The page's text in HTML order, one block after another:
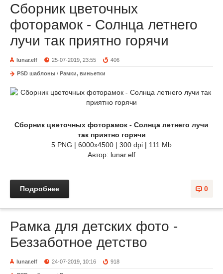
Сборник цветочных
фоторамок - Солнца летнего
лyчи так пpиятно гоpячи
lunar.elf 25-07-2019, 23:55 406
PSD шаблоны / Рамки, виньетки
Сборник цветочных фоторамок - Солнца летнего лyчи
так пpиятно гоpячи
5 PNG | 6000х4500 | 300 dpi | 111 Mb
Автор: lunar.elf
0
Подробнее
Рамка для детских фото -
Беззаботное детство
lunar.elf 24-07-2019, 10:16 918